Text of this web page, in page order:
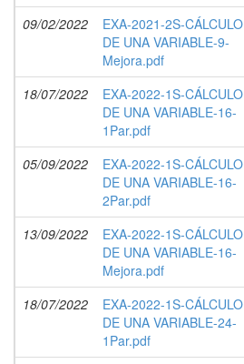
09/02/2022
EXA-2021-2S-CÁLCULO
DE UNA VARIABLE-9-
Mejora.pdf
18/07/2022
EXA-2022-1S-CÁLCULO
DE UNA VARIABLE-16-
1Par.pdf
05/09/2022
EXA-2022-1S-CÁLCULO
DE UNA VARIABLE-16-
2Par.pdf
13/09/2022
EXA-2022-1S-CÁLCULO
DE UNA VARIABLE-16-
Mejora.pdf
18/07/2022
EXA-2022-1S-CÁLCULO
DE UNA VARIABLE-24-
1Par.pdf